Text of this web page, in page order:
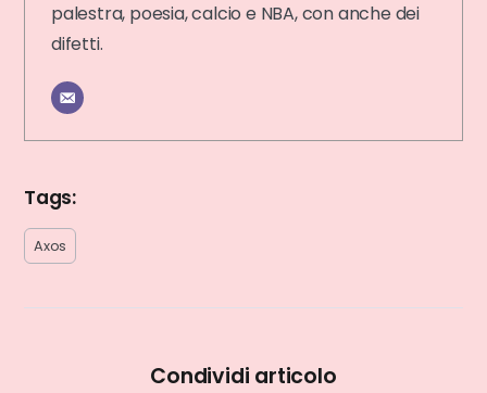
palestra, poesia, calcio e NBA, con anche dei
difetti.
Tags:
Axos
Condividi articolo